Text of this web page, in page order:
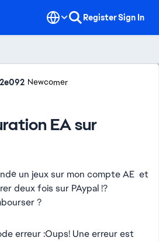
RegisterSign In
Newcomer
EA sur
un jeux sur mon compte AE et
deux fois sur PAypal !?
?
erreur :Oups! Une erreur est